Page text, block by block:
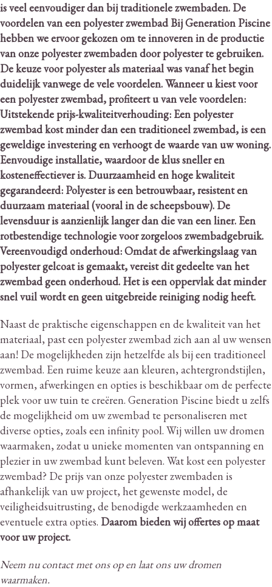
is veel eenvoudiger dan bij traditionele zwembaden. De
voordelen van een polyester zwembad Bij Generation Piscine
hebben we ervoor gekozen om te innoveren in de productie
van onze polyester zwembaden door polyester te gebruiken.
De keuze voor polyester als materiaal was vanaf het begin
duidelijk vanwege de vele voordelen.Wanneer u kiest voor
een polyester zwembad, profiteert u van vele voordelen:
Uitstekende prijs-kwaliteitverhouding: Een polyester
zwembad kost minder dan een traditioneel zwembad, is een
geweldige investering en verhoogt de waarde van uw woning.
Eenvoudige installatie, waardoor de klus sneller en
kosteneffectiever is. Duurzaamheid en hoge kwaliteit
gegarandeerd: Polyester is een betrouwbaar, resistent en
duurzaam materiaal (vooral in de scheepsbouw). De
levensduur is aanzienlijk langer dan die van een liner. Een
rotbestendige technologie voor zorgeloos zwembadgebruik.
Vereenvoudigd onderhoud: Omdat de afwerkingslaag van
polyester gelcoat is gemaakt, vereist dit gedeelte van het
zwembad geen onderhoud. Het is een oppervlak dat minder
snel vuil wordt en geen uitgebreide reiniging nodig heeft.
Naast de praktische eigenschappen en de kwaliteit van het
materiaal, past een polyester zwembad zich aan al uw wensen
aan! De mogelijkheden zijn hetzelfde als bij een traditioneel
zwembad. Een ruime keuze aan kleuren, achtergrondstijlen,
vormen, afwerkingen en opties is beschikbaar om de perfecte
plek voor uw tuin te creëren. Generation Piscine biedt u zelfs
de mogelijkheid om uw zwembad te personaliseren met
diverse opties, zoals een infinity pool. Wij willen uw dromen
waarmaken, zodat u unieke momenten van ontspanning en
plezier in uw zwembad kunt beleven. Wat kost een polyester
zwembad? De prijs van onze polyester zwembaden is
afhankelijk van uw project, het gewenste model, de
veiligheidsuitrusting, de benodigde werkzaamheden en
eventuele extra opties. Daarom bieden wij offertes op maat
voor uw project.
Neem nu contact met ons op en laat ons uw dromen
waarmaken.